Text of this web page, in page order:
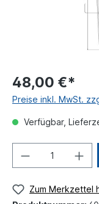
48,00 €*
Preise inkl. MwSt.
Verfügbar,
Zum Merkzettel